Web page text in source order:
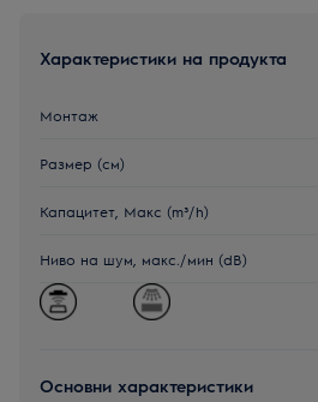
Характеристики на продукта
Монтаж
Размер (см)
Капацитет, Макс (m³/h)
Ниво на шум, макс./мин (dB)
Основни характеристики